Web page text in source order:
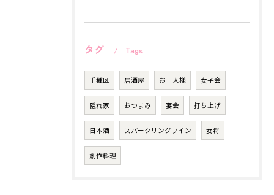
タグ Tags
千種区 居酒屋 お一人様 女子会
隠れ家 おつまみ 宴会 打ち上げ
日本酒 スパークリングワイン 女将
創作料理